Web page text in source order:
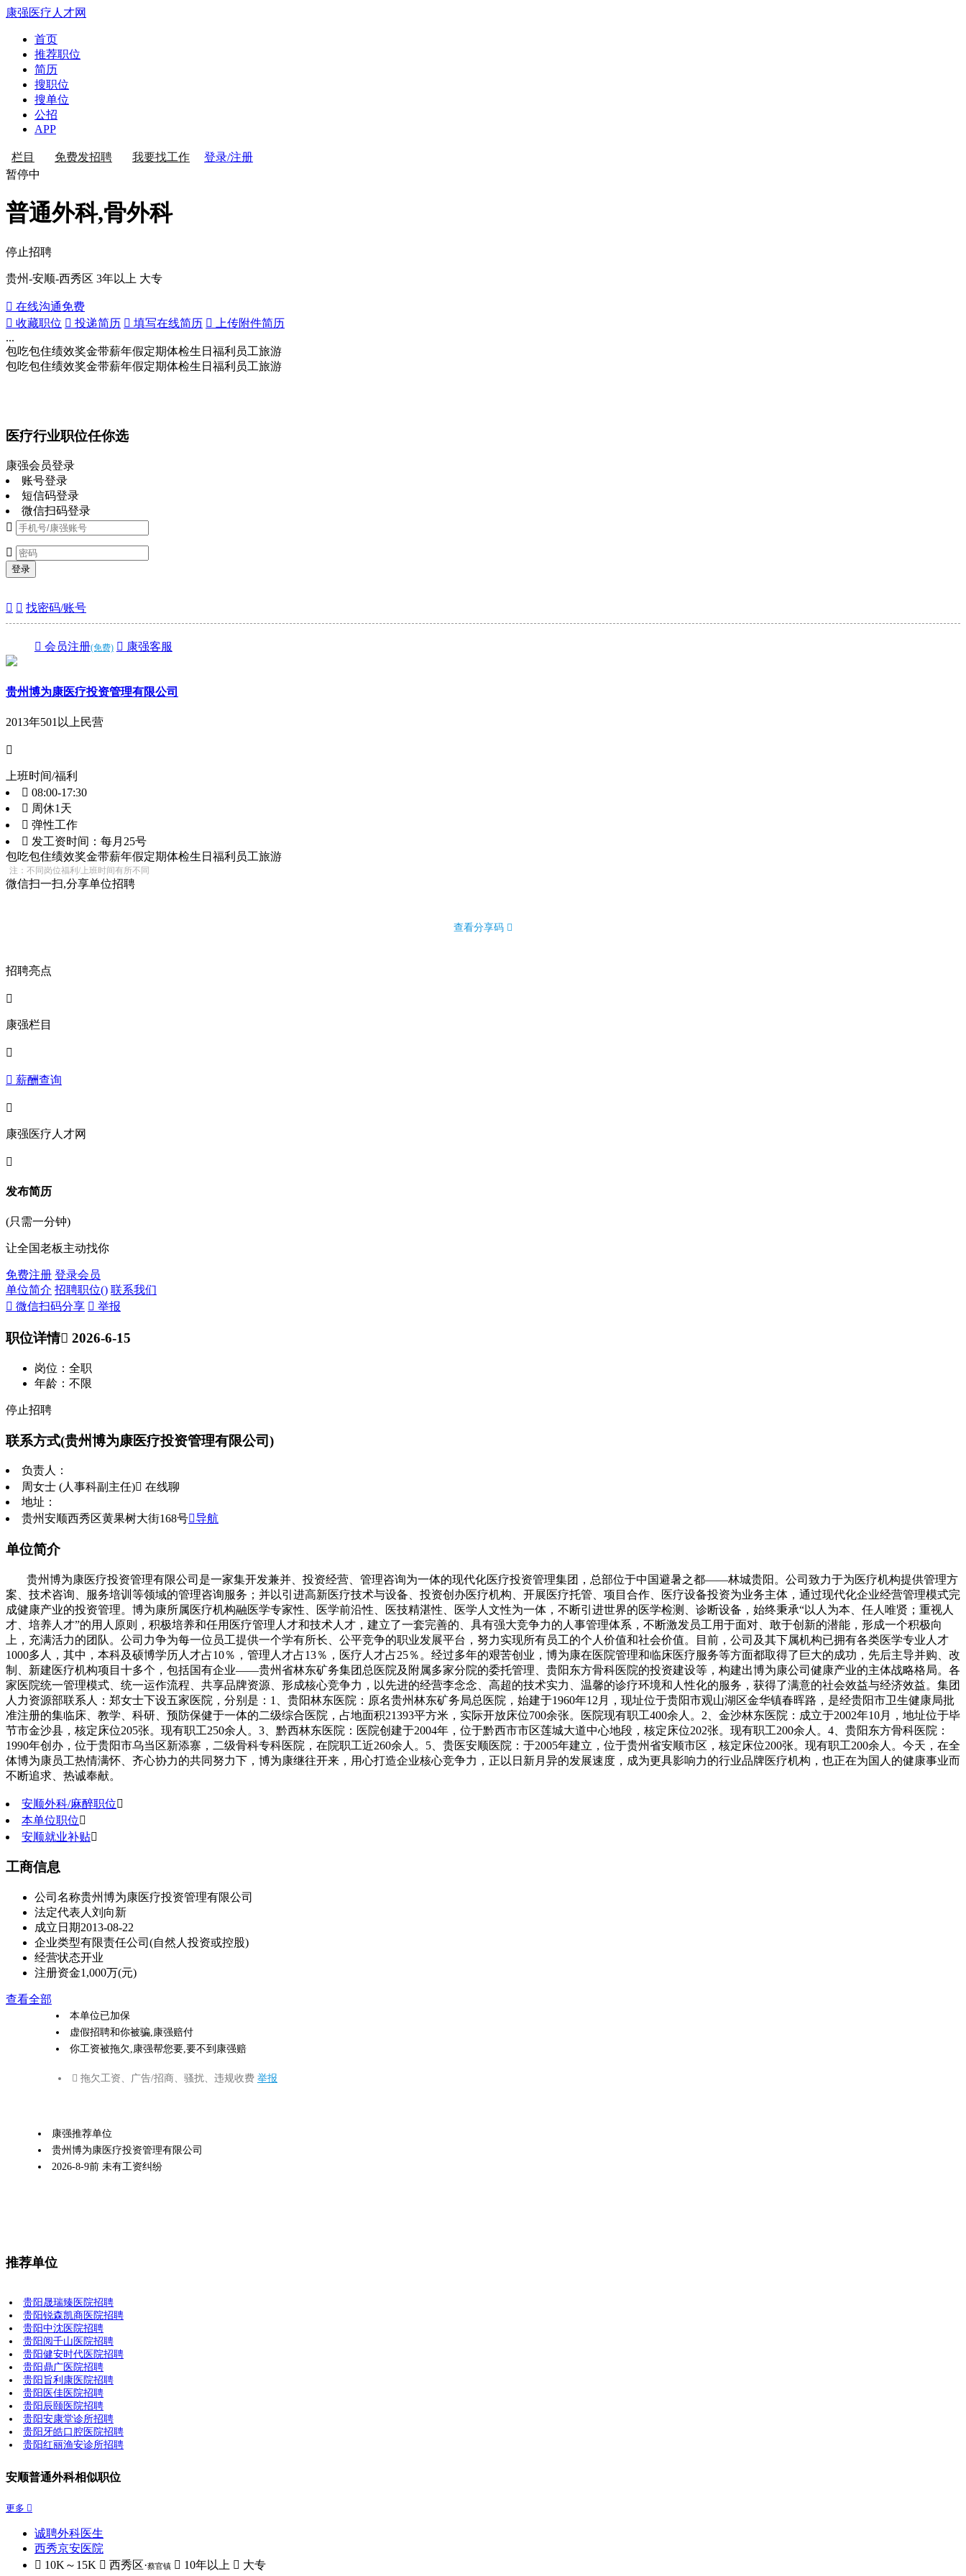
康强医疗人才网
首页
推荐职位
简历
搜职位
搜单位
公招
APP
栏目 免费发招聘 我要找工作
登录/注册
暂停中
普通外科,骨外科
停止招聘
贵州-安顺-西秀区 3年以上 大专
 在线沟通免费
 收藏职位  投递简历  填写在线简历  上传附件简历
...
包吃包住绩效奖金带薪年假定期体检生日福利 员工旅游
包吃包住绩效奖金带薪年假定期体检生日福利 员工旅游
医疗行业职位任你选
康强会员登录
账号登录
短信码登录
微信扫码登录


登录
  找密码/账号
 会员注册(免费)  康强客服
贵州博为康医疗投资管理有限公司
2013年501以上 民营

上班时间/福利
 08:00-17:30
 周休1天
 弹性工作
 发工资时间：每月25号
包吃包住绩效奖金带薪年假定期体检生日福利 员工旅游
注：不同岗位福利/上班时间有所不同
微信扫一扫,分享单位招聘
查看分享码 
招聘亮点

康强栏目

 薪酬查询

康强医疗人才网

发布简历
(只需一分钟)
让全国老板主动找你
免费注册 登录会员
单位简介 招聘职位() 联系我们
 微信扫码分享  举报
职位详情 2026-6-15
岗位：全职
年龄：不限
停止招聘
联系方式(贵州博为康医疗投资管理有限公司)
负责人：
周女士 (人事科副主任) 在线聊
地址：
贵州安顺西秀区黄果树大街168号导航
单位简介
贵州博为康医疗投资管理有限公司是一家集开发兼并、投资经营、管理咨询为一体的现代化医疗投资管理集团，总部位于中国避暑之都——林城贵阳。公司致力于为医疗机构提供管理方
案、技术咨询、服务培训等领域的管理咨询服务；并以引进高新医疗技术与设备、投资创办医疗机构、开展医疗托管、项目合作、医疗设备投资为业务主体，通过现代化企业经营管理模式完
成健康产业的投资管理。 博为康所属医疗机构融医学专家性、医学前沿性、医技精湛性、医学人文性为一体，不断引进世界的医学检测、诊断设备，始终秉承“以人为本、任人唯贤；重视人
才、培养人才”的用人原则，积极培养和任用医疗管理人才和技术人才，建立了一套完善的、具有强大竞争力的人事管理体系，不断激发员工用于面对、敢于创新的潜能，形成一个积极向
上，充满活力的团队。公司力争为每一位员工提供一个学有所长、公平竞争的职业发展平台，努力实现所有员工的个人价值和社会价值。目前，公司及其下属机构已拥有各类医学专业人才
1000多人，其中，本科及硕博学历人才占10％，管理人才占13％，医疗人才占25％。 经过多年的艰苦创业，博为康在医院管理和临床医疗服务等方面都取得了巨大的成功，先后主导并购、改
制、新建医疗机构项目十多个，包括国有企业——贵州省林东矿务集团总医院及附属多家分院的委托管理、贵阳东方骨科医院的投资建设等，构建出博为康公司健康产业的主体战略格局。各
家医院统一管理模式、统一运作流程、共享品牌资源、形成核心竞争力，以先进的经营李念念、高超的技术实力、温馨的诊疗环境和人性化的服务，获得了满意的社会效益与经济效益。 集团
人力资源部联系人：郑女士下设五家医院，分别是： 1、贵阳林东医院：原名贵州林东矿务局总医院，始建于1960年12月，现址位于贵阳市观山湖区金华镇春晖路，是经贵阳市卫生健康局批
准注册的集临床、教学、科研、预防保健于一体的二级综合医院，占地面积21393平方米，实际开放床位700余张。医院现有职工400余人。 2、金沙林东医院：成立于2002年10月，地址位于毕
节市金沙县，核定床位205张。现有职工250余人。 3、黔西林东医院：医院创建于2004年，位于黔西市市区莲城大道中心地段，核定床位202张。现有职工200余人。 4、贵阳东方骨科医院：
1990年创办，位于贵阳市乌当区新添寨，二级骨科专科医院，在院职工近260余人。 5、贵医安顺医院：于2005年建立，位于贵州省安顺市区，核定床位200张。现有职工200余人。 今天，在全
体博为康员工热情满怀、齐心协力的共同努力下，博为康继往开来，用心打造企业核心竞争力，正以日新月异的发展速度，成为更具影响力的行业品牌医疗机构，也正在为国人的健康事业而
不断追求、热诚奉献。
安顺外科/麻醉职位
本单位职位
安顺就业补贴
工商信息
公司名称贵州博为康医疗投资管理有限公司
法定代表人 刘向新
成立日期2013-08-22
企业类型有限责任公司(自然人投资或控股)
经营状态开业
注册资金1,000万(元)
查看全部
本单位已加保
虚假招聘和你被骗,康强赔付
你工资被拖欠,康强帮您要,要不到康强赔
 拖欠工资、广告/招商、骚扰、违规收费 举报
康强推荐单位
贵州博为康医疗投资管理有限公司
2026-8-9前 未有工资纠纷
推荐单位
贵阳晟瑞臻医院招聘
贵阳锐森凯商医院招聘
贵阳中沈医院招聘
贵阳阅千山医院招聘
贵阳健安时代医院招聘
贵阳鼎广医院招聘
贵阳旨利康医院招聘
贵阳医佳医院招聘
贵阳辰颐医院招聘
贵阳安康堂诊所招聘
贵阳牙皓口腔医院招聘
贵阳红丽渔安诊所招聘
安顺普通外科相似职位
更多 
诚聘外科医生
西秀京安医院
 10K～15K  西秀区·蔡官镇  10年以上  大专